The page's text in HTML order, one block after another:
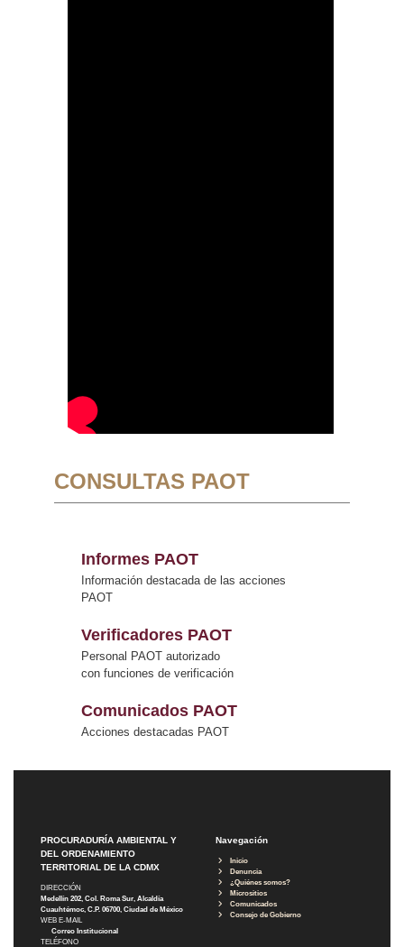
CONSULTAS PAOT
Informes PAOT
Información destacada de las acciones
PAOT
Verificadores PAOT
Personal PAOT autorizado
con funciones de verificación
Comunicados PAOT
Acciones destacadas PAOT
PROCURADURÍA AMBIENTAL Y
DEL ORDENAMIENTO
TERRITORIAL DE LA CDMX
DIRECCIÓN
Medellín 202, Col. Roma Sur, Alcaldía
Cuauhtémoc, C.P. 06700, Ciudad de México
WEB E-MAIL
Correo Institucional
TELÉFONO
Navegación
Inicio
Denuncia
¿Quiénes somos?
Micrositios
Comunicados
Consejo de Gobierno